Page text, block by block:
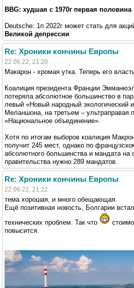
BBG: худшая с 1970г первая половина
Deutsche: 1п 2022г может стать для
Великой депрессии
Re: Хроники кончины Европы
22.06.22, 21:20
Макарон - хромая утка. Теперь его
Коалиция президента Франции
потеряла абсолютное большинство в
левый «Новый народный экологический
Меланшона, на третьем – ультраправая
«Национальное объединение».
Хотя по итогам выборов коалиция
получит 245 мест, однако по
абсолютного большинства и мандата на
правительства нужно 289 мандатов.
Re: Хроники кончины Европы
22.06.22, 21:22
тема хорошая, и много обещающая.
Ещё позитивная новость, Болгарии
технических проблем. Так что
повысится.